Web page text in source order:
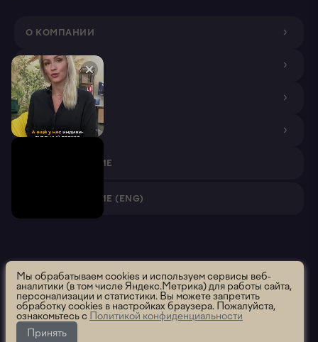
О КОМПАНИИ
ДИЗАЙНЕРАМ
ПОКУПАТЕЛЯМ
ПАРТНЕРАМ
VR ПРИЛОЖЕНИЕ
VR ПРИЛОЖЕНИЕ (ENG)
Roomsee. Все права защищены.2026 ООО "Румси" ОГРН
1195658012637
Политика использования
Политика конфиденциальности
Пользовательское соглашение
Сообщить об ошибке
Данный раздел находится в разработке
Мы обрабатываем cookies и используем сервисы веб-
аналитики (в том числе Яндекс.Метрика) для работы сайта,
персонализации и статистики. Вы можете запретить
обработку cookies в настройках браузера. Пожалуйста,
ознакомьтесь с Политикой конфиденциальности
Принять